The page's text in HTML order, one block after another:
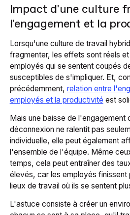
Impact d'une culture
l'engagement et la
Lorsqu'une culture de travail
fragmenter, les effets sont réels
employés qui se sentent coupés
susceptibles de s'impliquer. Et,
précédemment, relation entre
employés et la productivité est
Mais une baisse de l'engagement
déconnexion ne ralentit pas
individuelle, elle peut également
l'ensemble de l'équipe. Même
temps, cela peut entraîner des
élevés, car les employés finissent
lieux de travail où ils se sentent
L'astuce consiste à créer un